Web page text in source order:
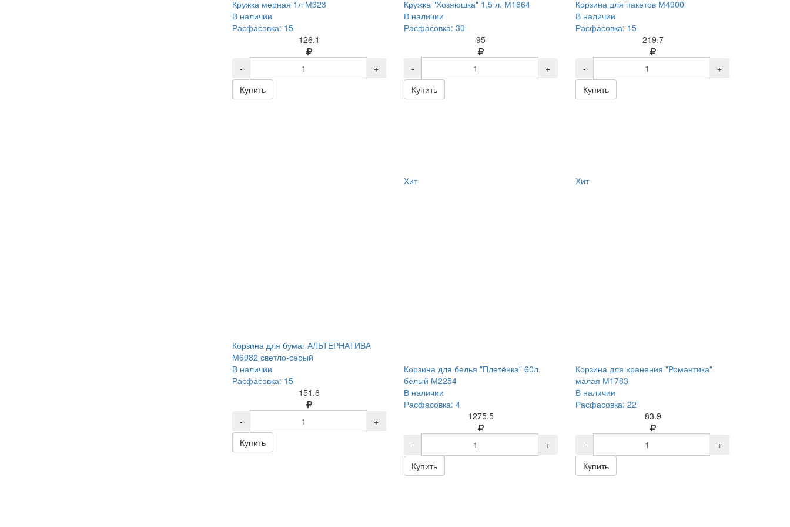
Кружка мерная 1л М323
В наличии
Расфасовка: 15
126.1
-
+
Купить
Кружка "Хозяюшка" 1,5 л. М1664
В наличии
Расфасовка: 30
95
-
+
Купить
Корзина для пакетов М4900
В наличии
Расфасовка: 15
219.7
-
+
Купить
Корзина для бумаг АЛЬТЕРНАТИВА
М6982 светло-серый
В наличии
Расфасовка: 15
151.6
-
+
Купить
Хит
Корзина для белья "Плетёнка" 60л.
белый М2254
В наличии
Расфасовка: 4
1275.5
-
+
Купить
Хит
Корзина для хранения "Романтика"
малая М1783
В наличии
Расфасовка: 22
83.9
-
+
Купить